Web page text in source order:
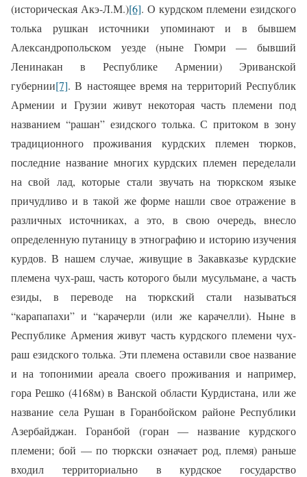
(историческая Акэ-Л.М.)[6]. О курдском племени езидского
толька рушкан источники упоминают и в бывшем
Александропольском уезде (ныне Гюмри — бывший
Ленинакан в Республике Армении) Эриванской
губернии[7]. В настоящее время на территорий Республик
Армении и Грузии живут некоторая часть племени под
названием “рашан” езидского толька. С притоком в зону
традиционного проживания курдских племен тюрков,
последние название многих курдских племен переделали
на свой лад, которые стали звучать на тюркском языке
причудливо и в такой же форме нашли свое отражение в
различных источниках, а это, в свою очередь, внесло
определенную путаницу в этнографию и историю изучения
курдов. В нашем случае, живущие в Закавказье курдские
племена чух-раш, часть которого были мусульмане, а часть
езиды, в переводе на тюркский стали называться
“карапапахи” и “карачерли (или же карачелли). Ныне в
Республике Армения живут часть курдского племени чух-
раш езидского толька. Эти племена оставили свое название
и на топонимии ареала своего проживания и например,
гора Решко (4168м) в Ванской области Курдистана, или же
название села Рушан в Горанбойском районе Республики
Азербайджан. Горанбой (горан — на­звание курдского
племени; бой — по тюркски означает род, племя) раньше
входил террито­риально в курдское государство